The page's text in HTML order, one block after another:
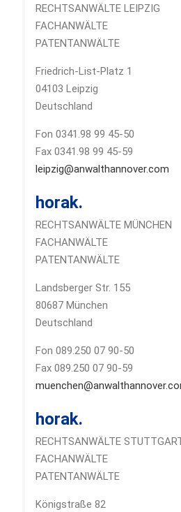
RECHTSANWÄLTE LEIPZIG
FACHANWÄLTE
PATENTANWÄLTE
Friedrich-List-Platz 1
04103 Leipzig
Deutschland
Fon 0341.98 99 45-50
Fax 0341.98 99 45-59
leipzig@anwalthannover.com
horak.
RECHTSANWÄLTE MÜNCHEN
FACHANWÄLTE
PATENTANWÄLTE
Landsberger Str. 155
80687 München
Deutschland
Fon 089.250 07 90-50
Fax 089.250 07 90-59
horak.
RECHTSANWÄLTE
FACHANWÄLTE
PATENTANWÄLTE
Königstraße 82